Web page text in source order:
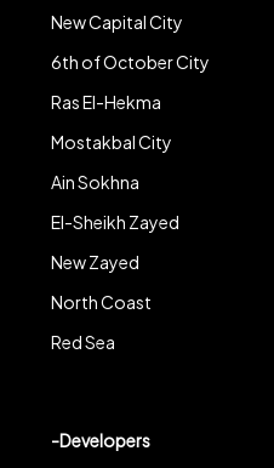
New Capital City
6th of October City
Ras El-Hekma
Mostakbal City
Ain Sokhna
El-Sheikh Zayed
New Zayed
North Coast
Red Sea
-Developers